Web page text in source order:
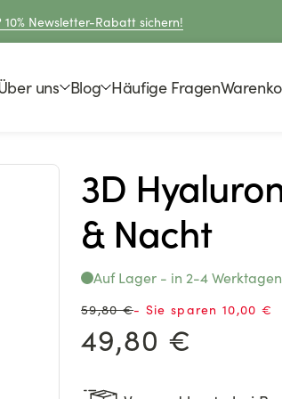
10% Newsletter-Rabatt sichern!
uns Blog Häufige Fragen
3D
& Nacht
Auf Lager - in 2-4
Normaler
Preis
59,80 €- Sie sparen 10,00 €
Verkaufspreis
49,80 €